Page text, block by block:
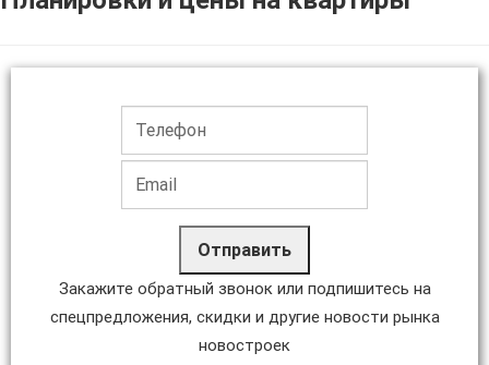
Отправить
Закажите обратный звонок или подпишитесь на
спецпредложения, скидки и другие новости рынка
новостроек